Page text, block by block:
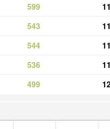
599
543
544
536
499